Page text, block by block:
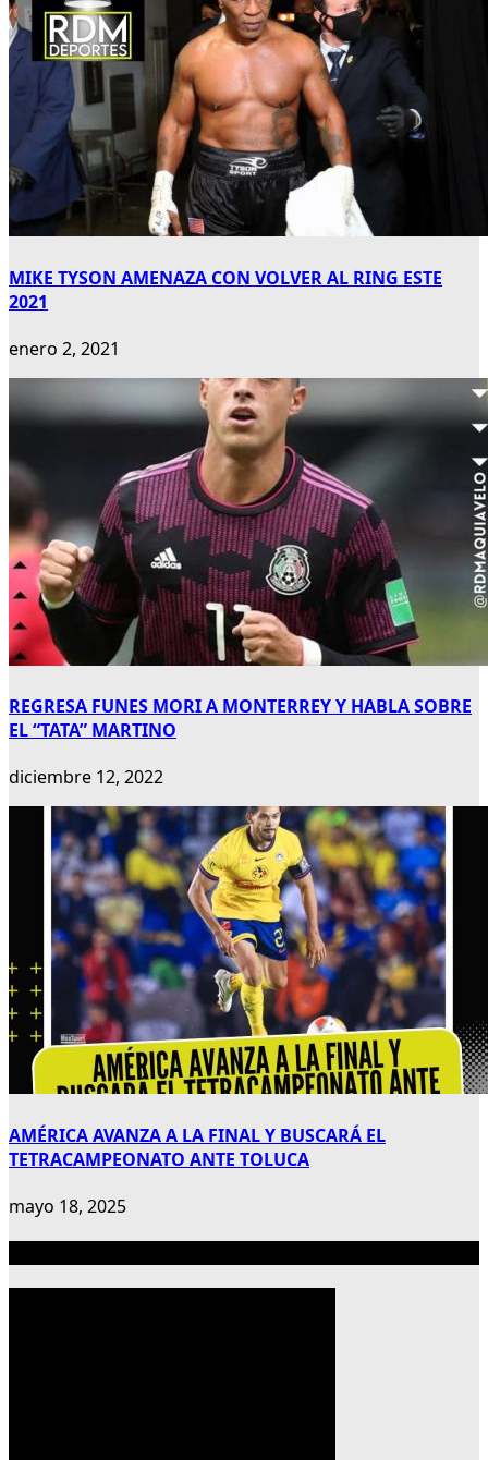
MIKE TYSON AMENAZA CON VOLVER AL RING ESTE
2021
enero 2, 2021
REGRESA FUNES MORI A MONTERREY Y HABLA SOBRE
EL “TATA” MARTINO
diciembre 12, 2022
AMÉRICA AVANZA A LA FINAL Y BUSCARÁ EL
TETRACAMPEONATO ANTE TOLUCA
mayo 18, 2025